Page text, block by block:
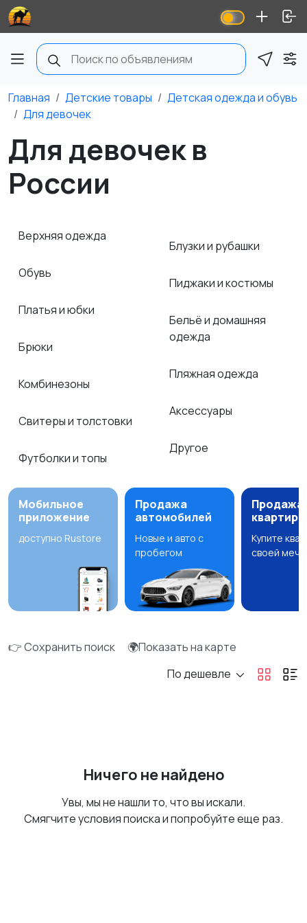
Главная Детские товары
Детская одежда и обувь
Для девочек
Для девочек в
России
Верхняя одежда
Обувь
Платья и юбки
Брюки
Комбинезоны
Свитеры и толстовки
Футболки и топы
Блузки и рубашки
Пиджаки и костюмы
Бельё и домашняя
одежда
Пляжная одежда
Аксессуары
Другое
Мобильное
приложение
доступно Rustore
Продажа
автомобилей
Новые и авто с
пробегом
Продажа
квартир
Купите
своей
👉 Сохранить поиск
🌍Показать на карте
По дешевле
Ничего не найдено
Увы, мы не нашли то, что вы искали.
Смягчите условия поиска и попробуйте еще раз.